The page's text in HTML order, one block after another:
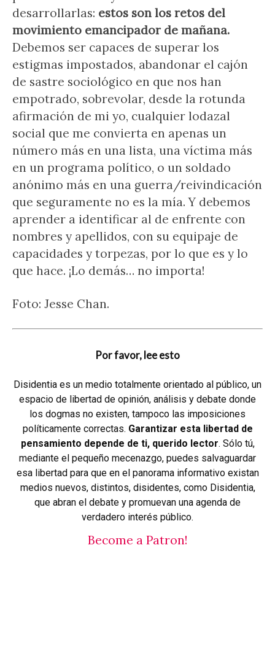
desarrollarlas: estos son los retos del
movimiento emancipador de mañana.
Debemos ser capaces de superar los
estigmas impostados, abandonar el cajón
de sastre sociológico en que nos han
empotrado, sobrevolar, desde la rotunda
afirmación de mi yo, cualquier lodazal
social que me convierta en apenas un
número más en una lista, una víctima más
en un programa político, o un soldado
anónimo más en una guerra/reivindicación
que seguramente no es la mía. Y debemos
aprender a identificar al de enfrente con
nombres y apellidos, con su equipaje de
capacidades y torpezas, por lo que es y lo
que hace. ¡Lo demás… no importa!
Foto: Jesse Chan.
Por favor, lee esto
Disidentia es un medio totalmente orientado al público, un
espacio de libertad de opinión, análisis y debate donde
los dogmas no existen, tampoco las imposiciones
políticamente correctas. Garantizar esta libertad de
pensamiento depende de ti, querido lector. Sólo tú,
mediante el pequeño mecenazgo, puedes salvaguardar
esa libertad para que en el panorama informativo existan
medios nuevos, distintos, disidentes, como Disidentia,
que abran el debate y promuevan una agenda de
verdadero interés público.
Become a Patron!